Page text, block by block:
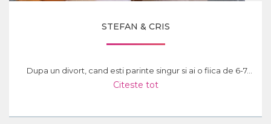
STEFAN & CRIS
Dupa un divort, cand esti parinte singur si ai o fiica de 6-7...
Citeste tot